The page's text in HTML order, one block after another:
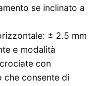
se inclinato a
± 2.5 mm
e modalità
con
che consente di